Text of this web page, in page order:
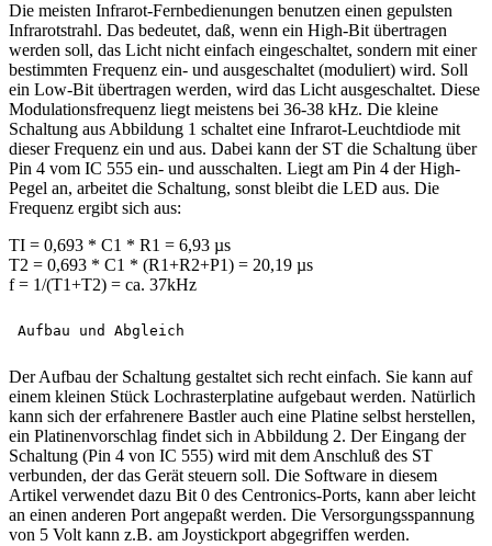
Die meisten Infrarot-Fernbedienungen benutzen einen gepulsten
Infrarotstrahl. Das bedeutet, daß, wenn ein High-Bit übertragen
werden soll, das Licht nicht einfach eingeschaltet, sondern mit einer
bestimmten Frequenz ein- und ausgeschaltet (moduliert) wird. Soll
ein Low-Bit übertragen werden, wird das Licht ausgeschaltet. Diese
Modulationsfrequenz liegt meistens bei 36-38 kHz. Die kleine
Schaltung aus Abbildung 1 schaltet eine Infrarot-Leuchtdiode mit
dieser Frequenz ein und aus. Dabei kann der ST die Schaltung über
Pin 4 vom IC 555 ein- und ausschalten. Liegt am Pin 4 der High-
Pegel an, arbeitet die Schaltung, sonst bleibt die LED aus. Die
Frequenz ergibt sich aus:
TI = 0,693 * C1 * R1 = 6,93 µs
T2 = 0,693 * C1 * (R1+R2+P1) = 20,19 µs
f = 1/(T1+T2) = ca. 37kHz
Der Aufbau der Schaltung gestaltet sich recht einfach. Sie kann auf
einem kleinen Stück Lochrasterplatine aufgebaut werden. Natürlich
kann sich der erfahrenere Bastler auch eine Platine selbst herstellen,
ein Platinenvorschlag findet sich in Abbildung 2. Der Eingang der
Schaltung (Pin 4 von IC 555) wird mit dem Anschluß des ST
verbunden, der das Gerät steuern soll. Die Software in diesem
Artikel verwendet dazu Bit 0 des Centronics-Ports, kann aber leicht
an einen anderen Port angepaßt werden. Die Versorgungsspannung
von 5 Volt kann z.B. am Joystickport abgegriffen werden.